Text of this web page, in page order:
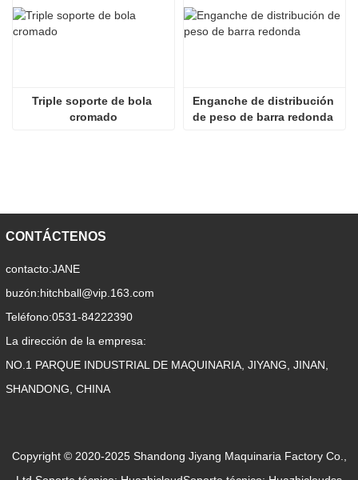
Triple soporte de bola
cromado
Enganche de distribución
de peso de barra redonda
CONTÁCTENOS
contacto:JANE
buzón:hitchball@vip.163.com
Teléfono:0531-84222390
La dirección de la empresa:
NO.1 PARQUE INDUSTRIAL DE MAQUINARIA, JIYANG, JINAN,
SHANDONG, CHINA
Copyright © 2020-2025 Shandong Jiyang Maquinaria Factory Co.,